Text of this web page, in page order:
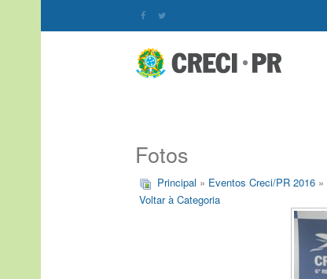
Fotos
Principal » Eventos Creci/PR 2016 »
Voltar à Categoria